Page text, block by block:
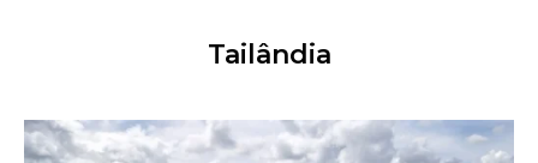
Tailândia